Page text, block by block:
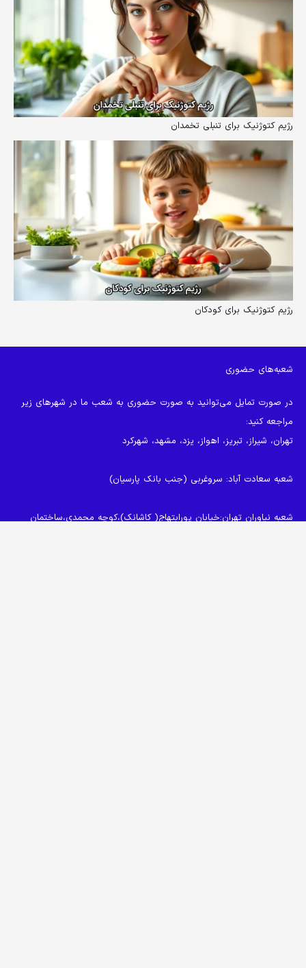
رژیم کتوژنیک برای تنبلی تخمدان
رژیم کتوژنیک برای کودکان
شعبه‌های حضوری
در صورت تمایل می‌توانید به صورت حضوری به شعب ما در شهرهای زیر
مراجعه کنید:
تهران، شیراز، تبریز، اهواز، یزد، مشهد، شهرکرد
شعبه سعادت آباد: سروغربی (جنب بانک پارسیان)
شعبه نیاوران تهران:خیابان پورابتهاج( کاشانک)،کوچه محمدی،ساختمان